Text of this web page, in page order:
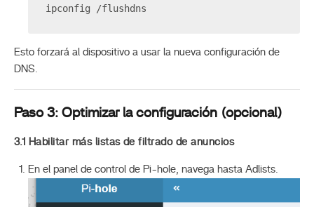
ipconfig /flushdns
Esto forzará al dispositivo a usar la nueva configuración de
DNS.
Paso 3: Optimizar la configuración (opcional)
3.1 Habilitar más listas de filtrado de anuncios
En el panel de control de Pi-hole, navega hasta Adlists.